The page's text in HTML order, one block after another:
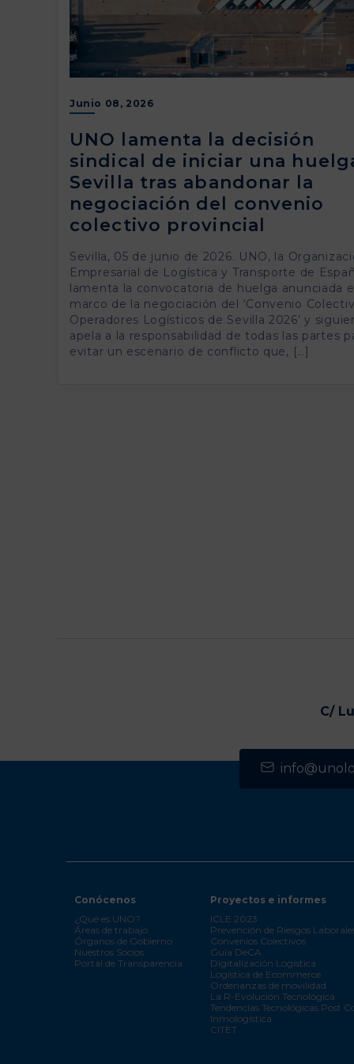
Junio 08, 2026
UNO lamenta la decisión
sindical de iniciar una
Sevilla tras abandonar la
negociación del convenio
colectivo provincial
Sevilla, 05 de junio de 2026. UNO, la
Empresarial de Logística y Transporte de
lamenta la convocatoria de huelga anunciada
marco de la negociación del ‘Convenio
Operadores Logísticos de Sevilla 2026’ y
apela a la responsabilidad de todas las partes
evitar un escenario de conflicto que, […]
C/
Conócenos
¿Qué es UNO?
Áreas de trabajo
Órganos de Gobierno
Nuestros Socios
Portal de Transparencia
Proyectos e informes
ICLE 2023
Prevención de Riesgos
Convenios Colectivos
Guía DeCA
Digitalización Logística
Logística de Ecommerce
Ordenanzas de movilidad
La R-Evolución Tecnológica
Tendencias Tecnológicas Post
Inmologística
CITET